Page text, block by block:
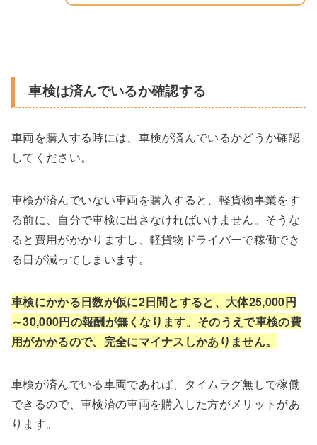
車検は済んでいるか確認する
車両を購入する時には、車検が済んでいるかどうか確認
してください。
車検が済んでいない車両を購入すると、軽貨物事業をす
る前に、自分で車検に出さなければいけません。そうな
ると費用がかかりますし、軽貨物ドライバーで稼働でき
る日が減ってしまいます。
車検にかかる日数が仮に2日間とすると、大体25,000円
～30,000円の報酬が無くなります。そのうえで車検の費
用がかかるので、完全にマイナスしかありません。
車検が済んでいる車両であれば、タイムラグ無しで稼働
できるので、車検済の車両を購入した方がメリットがあ
ります。